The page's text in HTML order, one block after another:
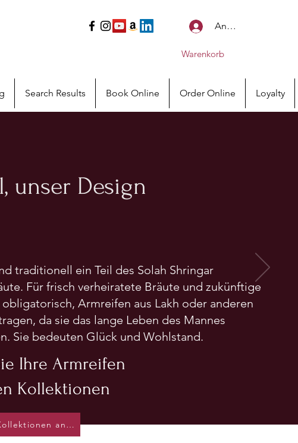
Anmelden
Warenkorb
Search Results Book Online Order Online Loyalty
unser Design
traditionell ein Teil des Solah Shringar
Für frisch verheiratete Bräute und zukünftige
obligatorisch, Armreifen aus Lakh oder anderen
da sie das lange Leben des Mannes
Sie bedeuten Glück und Wohlstand.
Ihre Armreifen
Kollektionen
Kollektionen anzeigen